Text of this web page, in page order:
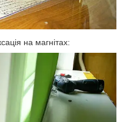
на магнітах: